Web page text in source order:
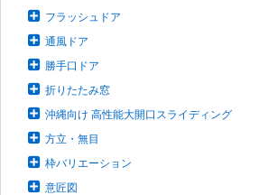
フラッシュドア
通風ドア
勝手口ドア
折りたたみ窓
沖縄向け 高性能大開口スライディング
方立・無目
枠バリエーション
意匠図